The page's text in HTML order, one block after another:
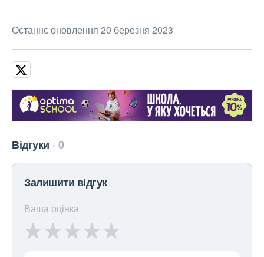
Останнє оновлення 20 березня 2023
Відгуки 0
Залишити відгук
Ваша оцінка